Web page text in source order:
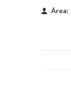
Área: